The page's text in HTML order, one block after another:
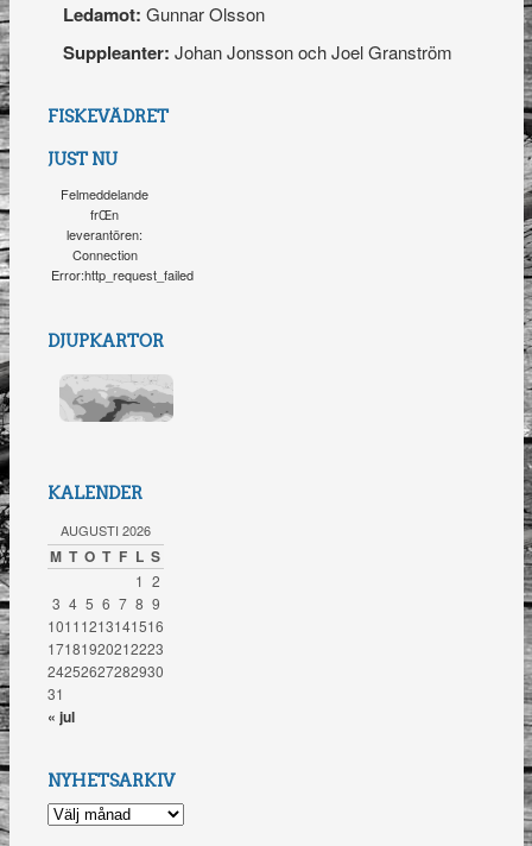
Ledamot: Gunnar Olsson
Suppleanter: Johan Jonsson och Joel Granström
FISKEVÄDRET
JUST NU
Felmeddelande
frŒn
leverantören:
Connection
Error:http_request_failed
DJUPKARTOR
KALENDER
AUGUSTI 2026
M T O T F L S
1 2
3 4 5 6 7 8 9
10111213141516
17181920212223
24252627282930
31
« jul
NYHETSARKIV
NYHETSARKIV